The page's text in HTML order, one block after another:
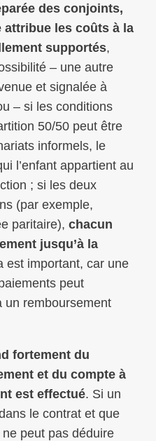
des conjoints,
attribue les coûts à la
supportés,
– une autre
et signalée à
– si les conditions
50/50 peut être
informels, le
l’enfant appartient au
; si les deux
(par exemple,
paritaire), chacun
jusqu’à la
est important, car une
peut
un remboursement
fortement du
et du compte à
est effectué. Si un
le contrat et que
peut pas déduire